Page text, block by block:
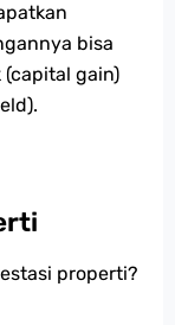
bisa
gain)
properti?